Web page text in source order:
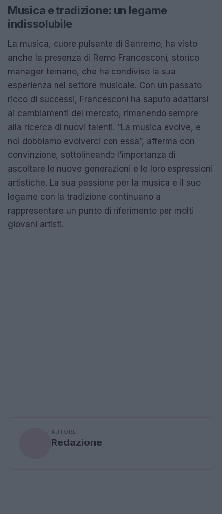
Musica e tradizione: un legame
indissolubile
La musica, cuore pulsante di Sanremo, ha visto
anche la presenza di Remo Francesconi, storico
manager ternano, che ha condiviso la sua
esperienza nel settore musicale. Con un passato
ricco di successi, Francesconi ha saputo adattarsi
ai cambiamenti del mercato, rimanendo sempre
alla ricerca di nuovi talenti. “La musica evolve, e
noi dobbiamo evolverci con essa”, afferma con
convinzione, sottolineando l’importanza di
ascoltare le nuove generazioni e le loro espressioni
artistiche. La sua passione per la musica e il suo
legame con la tradizione continuano a
rappresentare un punto di riferimento per molti
giovani artisti.
AUTORE
Redazione